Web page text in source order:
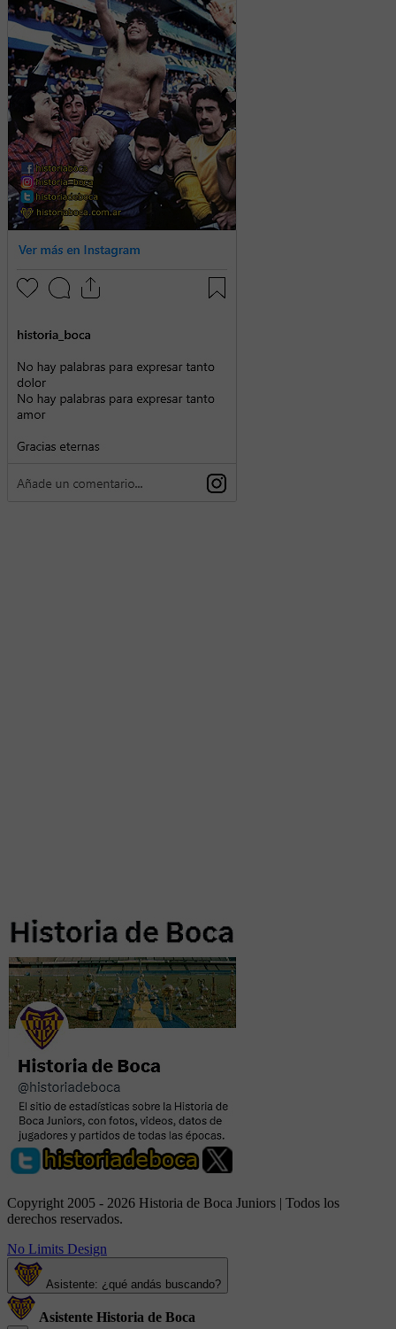
Copyright 2005 - 2026 Historia de Boca Juniors | Todos los
derechos reservados.
No Limits Design
Asistente: ¿qué andás buscando?
Asistente Historia de Boca